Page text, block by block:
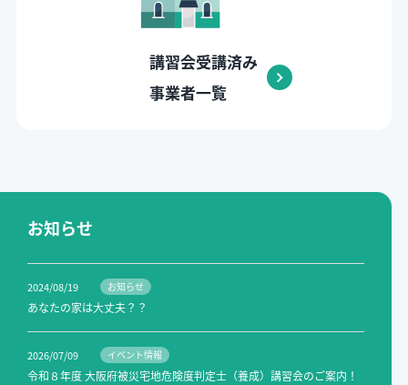
講習会受講済み
事業者一覧
お知らせ
2024/08/19 お知らせ
あなたの家は大丈夫？？
2026/07/09 イベント情報
令和８年度 大阪府被災宅地危険度判定士（養成）講習会のご案内！